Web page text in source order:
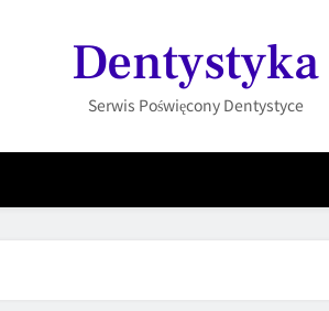
Dentystyka
Serwis Poświęcony Dentystyce